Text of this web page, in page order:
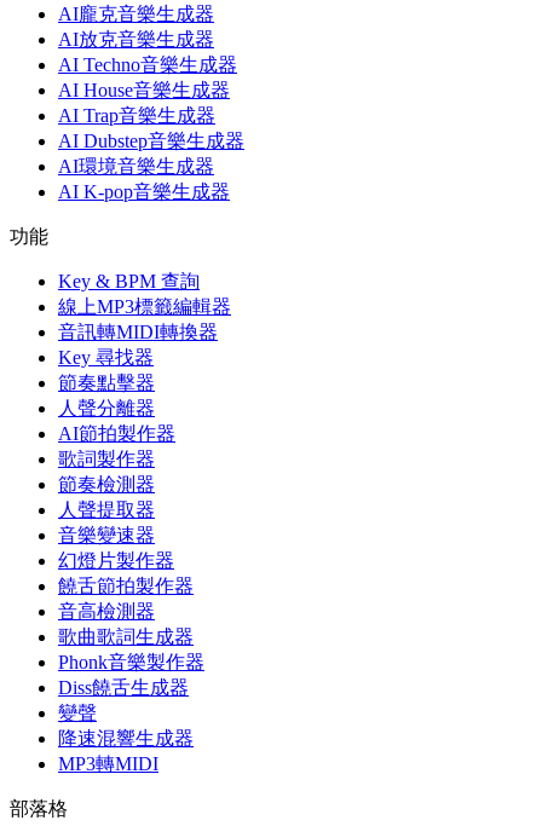
AI龐克音樂生成器
AI放克音樂生成器
AI Techno音樂生成器
AI House音樂生成器
AI Trap音樂生成器
AI Dubstep音樂生成器
AI環境音樂生成器
AI K-pop音樂生成器
功能
Key & BPM 查詢
線上MP3標籤編輯器
音訊轉MIDI轉換器
Key 尋找器
節奏點擊器
人聲分離器
AI節拍製作器
歌詞製作器
節奏檢測器
人聲提取器
音樂變速器
幻燈片製作器
饒舌節拍製作器
音高檢測器
歌曲歌詞生成器
Phonk音樂製作器
Diss饒舌生成器
變聲
降速混響生成器
MP3轉MIDI
部落格